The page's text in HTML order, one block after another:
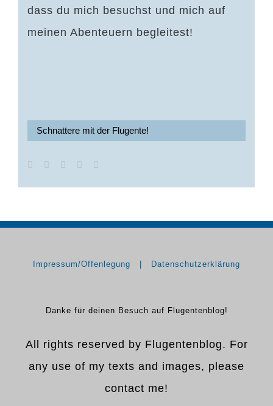
dass du mich besuchst und mich auf
meinen Abenteuern begleitest!
Schnattere mit der Flugente!
Impressum/Offenlegung Datenschutzerklärung
Danke für deinen Besuch auf Flugentenblog!
All rights reserved by Flugentenblog. For
any use of my texts and images, please
contact me!